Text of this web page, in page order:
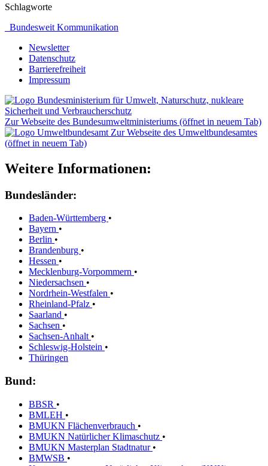
Schlagworte
_Bundesweit Kommunikation
Newsletter
Datenschutz
Barrierefreiheit
Impressum
Zur Webseite des Bundesumweltministeriums (öffnet in neuem Tab)
Zur Webseite des Umweltbundesamtes
(öffnet in neuem Tab)
Weitere Informationen:
Bundesländer:
Baden-Württemberg •
Bayern •
Berlin •
Brandenburg •
Hessen •
Mecklenburg-Vorpommern •
Niedersachsen •
Nordrhein-Westfalen •
Rheinland-Pfalz •
Saarland •
Sachsen •
Sachsen-Anhalt •
Schleswig-Holstein •
Thüringen
Bund:
BBSR •
BMLEH •
BMUKN Flächenverbrauch •
BMUKN Natürlicher Klimaschutz •
BMUKN Masterplan Stadtnatur •
BMWSB •